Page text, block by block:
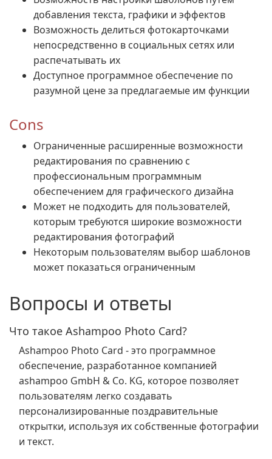
добавления текста, графики и эффектов
Возможность делиться фотокарточками
непосредственно в социальных сетях или
распечатывать их
Доступное программное обеспечение по
разумной цене за предлагаемые им функции
Cons
Ограниченные расширенные возможности
редактирования по сравнению с
профессиональным программным
обеспечением для графического дизайна
Может не подходить для пользователей,
которым требуются широкие возможности
редактирования фотографий
Некоторым пользователям выбор шаблонов
может показаться ограниченным
Вопросы и ответы
Что такое Ashampoo Photo Card?
Ashampoo Photo Card - это программное
обеспечение, разработанное компанией
ashampoo GmbH & Co. KG, которое позволяет
пользователям легко создавать
персонализированные поздравительные
открытки, используя их собственные фотографии
и текст.